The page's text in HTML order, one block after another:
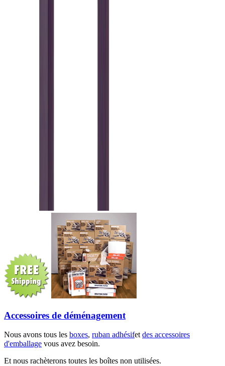
Accessoires de déménagement
Nous avons tous les boxes, ruban adhésifetdes accessoires
d'emballage vous avez besoin.
Et nous rachèterons toutes les boîtes non utilisées.